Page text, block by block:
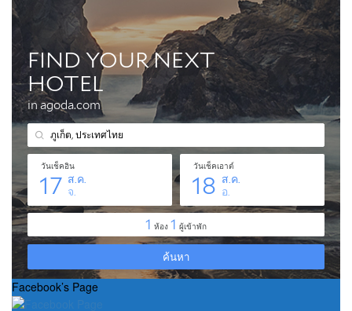
Facebook’s Page